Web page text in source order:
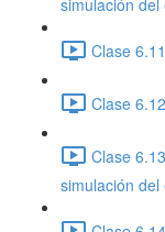
simulación
Clase
Clase
Clase
simulación